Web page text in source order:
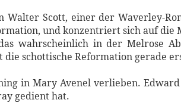
Walter Scott, einer der Waverley-
und konzentriert sich auf die
wahrscheinlich in der Melrose
schottische Reformation gerade
in Mary Avenel verlieben.
gedient hat.